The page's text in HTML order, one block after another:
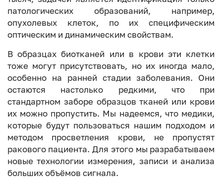
патологических образований, например,
опухолевых клеток, по их специфическим
оптическим и динамическим свойствам.
В образцах биотканей или в крови эти клетки
тоже могут присутствовать, но их иногда мало,
особенно на ранней стадии заболевания. Они
остаются настолько редкими, что при
стандартном заборе образцов тканей или крови
их можно пропустить. Мы надеемся, что медики,
которые будут пользоваться нашим подходом и
методом просветления крови, не пропустят
ракового пациента. Для этого мы разрабатываем
новые технологии измерения, записи и анализа
больших объёмов сигнала.